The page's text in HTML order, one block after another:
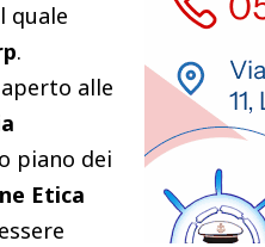
quale
.
alle
piano dei
Etica